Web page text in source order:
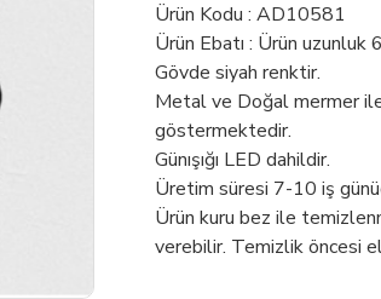
Ürün Kodu : AD10581
Ürün Ebatı : Ürün uzunluk
Gövde siyah renktir.
Metal ve Doğal mermer ile
göstermektedir.
Günışığı LED dahildir.
Üretim süresi 7-10 iş
Ürün kuru bez ile
verebilir. Temizlik öncesi